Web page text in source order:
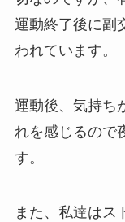
運動終了後に副
われています。
運動後、気持ち
れを感じるので
す。
また、私達はス